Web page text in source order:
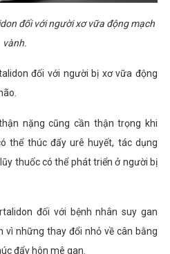
đối với người xơ vữa động mạch
vành.
đối với người bị xơ vữa động
nặng cũng cần thận trọng khi
thể thúc đẩy urê huyết, tác dụng
thuốc có thể phát triển ở người bị
đối với bệnh nhân suy gan
vì những thay đổi nhỏ về cân bằng
đẩy hôn mê gan.